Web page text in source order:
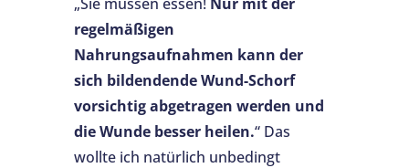
regelmäßigen
Nahrungsaufnahmen kann der
sich bildendende Wund-Schorf
vorsichtig abgetragen werden und
die Wunde besser heilen.“ Das
wollte ich natürlich unbedingt